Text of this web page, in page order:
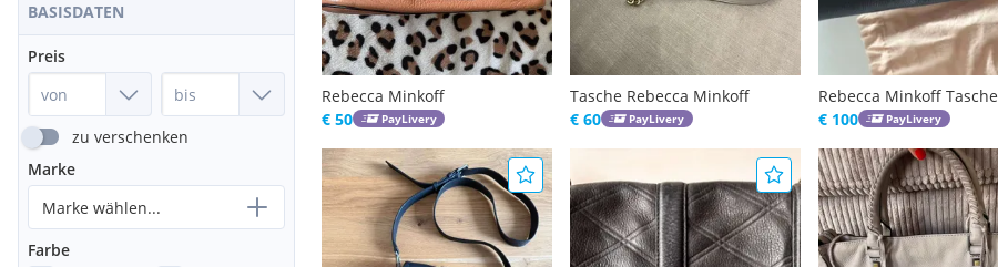
BASISDATEN
Preis
zu verschenken
Marke
Marke wählen...
Farbe
Rebecca Minkoff
€ 50
PayLivery
Tasche Rebecca Minkoff
€ 60
PayLivery
Rebecca Minkoff Tasche
€ 100
PayLivery